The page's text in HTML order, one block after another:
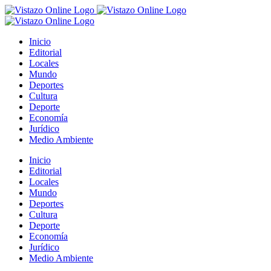
Saltar
al
Inicio
Editorial
Locales
Mundo
Deportes
Cultura
Deporte
Economía
Jurídico
Medio Ambiente
Inicio
Editorial
Locales
Mundo
Deportes
Cultura
Deporte
Economía
Jurídico
Medio Ambiente